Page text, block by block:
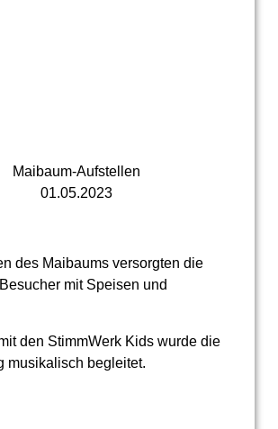
Maibaum-Aufstellen
01.05.2023
des Maibaums versorgten die
mit Speisen und
den StimmWerk Kids wurde die
musikalisch begleitet.